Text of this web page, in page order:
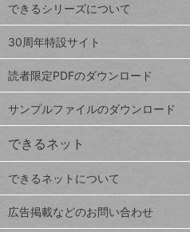
Google
スプレ
ッドシ
ート
iPhone
VLOOKUP
close
閉じ
る
ト
ッ
プ
ペ
ジ
連載
Excel Q&A
トイアンナ流仕
できるシリーズについて
30周年特設サイト
読者限定PDFのダウンロード
サンプルファイルのダウンロード
できるネット
できるネットについて
広告掲載などのお問い合わせ